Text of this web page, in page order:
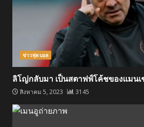
ข่าวฟุตบอล
ลิโญ่กลับมา เป็นสตาฟฟ์โค้ชของแมนเ
สิงหาคม 5, 2023 3145